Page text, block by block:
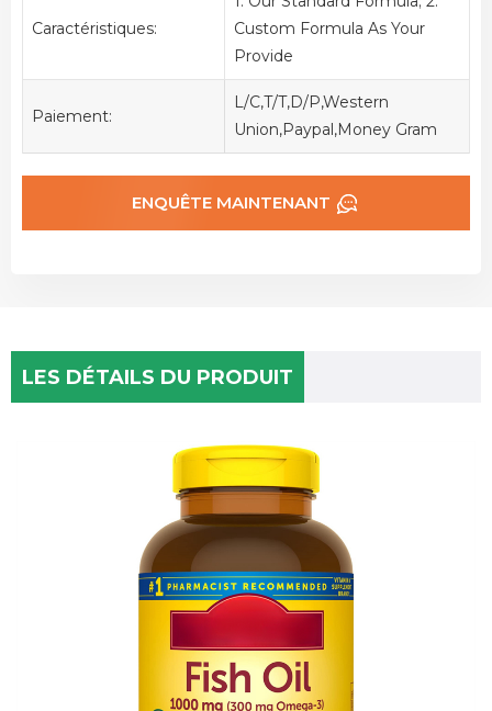
Caractéristiques:
Custom Formula As Your
Provide
Paiement:
L/C,T/T,D/P,Western
Union,Paypal,Money Gram
ENQUÊTE MAINTENANT
LES DÉTAILS DU PRODUIT